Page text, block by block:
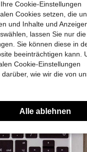
Cookie-Einstellungen
Cookies setzen, die
und Inhalte und
lassen Sie nur die
Sie können diese in
beeinträchtigen kann.
Cookie-Einstellungen
wie wir die von
Alle ablehnen